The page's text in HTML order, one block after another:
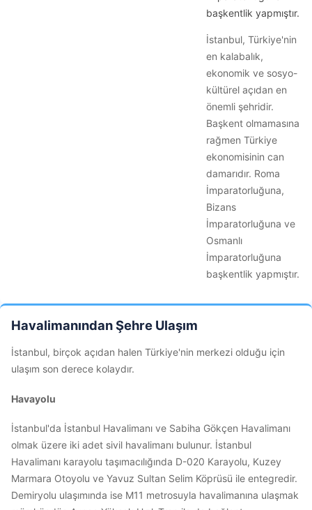
başkentlik yapmıştır.
İstanbul, Türkiye'nin
en kalabalık,
ekonomik ve sosyo-
kültürel açıdan en
önemli şehridir.
Başkent olmamasına
rağmen Türkiye
ekonomisinin can
damarıdır. Roma
İmparatorluğuna,
Bizans
İmparatorluğuna ve
Osmanlı
İmparatorluğuna
başkentlik yapmıştır.
Havalimanından Şehre Ulaşım
İstanbul, birçok açıdan halen Türkiye'nin merkezi olduğu için
ulaşım son derece kolaydır.
Havayolu
İstanbul'da İstanbul Havalimanı ve Sabiha Gökçen Havalimanı
olmak üzere iki adet sivil havalimanı bulunur. İstanbul
Havalimanı karayolu taşımacılığında D-020 Karayolu, Kuzey
Marmara Otoyolu ve Yavuz Sultan Selim Köprüsü ile entegredir.
Demiryolu ulaşımında ise M11 metrosuyla havalimanına ulaşmak